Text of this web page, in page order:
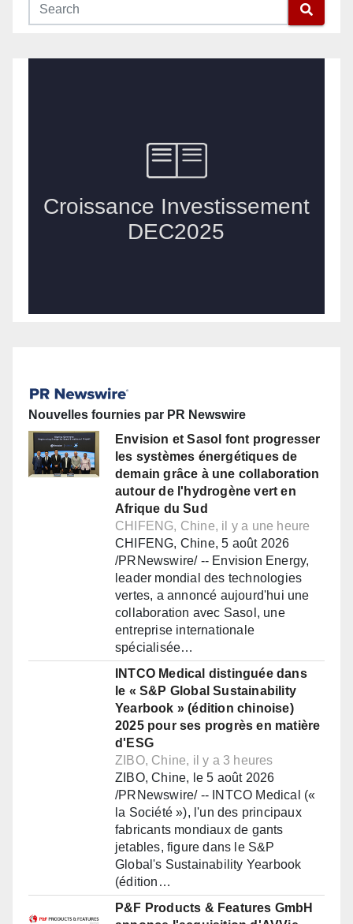
Nouvelles fournies par PR Newswire
Envision et Sasol font progresser
les systèmes énergétiques de
demain grâce à une collaboration
autour de l'hydrogène vert en
Afrique du Sud
CHIFENG, Chine, il y a une heure
CHIFENG, Chine, 5 août 2026
/PRNewswire/ -- Envision Energy,
leader mondial des technologies
vertes, a annoncé aujourd'hui une
collaboration avec Sasol, une
entreprise internationale
spécialisée…
INTCO Medical distinguée dans
le « S&P Global Sustainability
Yearbook » (édition chinoise)
2025 pour ses progrès en matière
d'ESG
ZIBO, Chine, il y a 3 heures
ZIBO, Chine, le 5 août 2026
/PRNewswire/ -- INTCO Medical («
la Société »), l'un des principaux
fabricants mondiaux de gants
jetables, figure dans le S&P
Global's Sustainability Yearbook
(édition…
P&F Products & Features GmbH